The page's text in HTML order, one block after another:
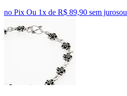
no Pix Ou 1x de R$ 89,90 sem jurosou